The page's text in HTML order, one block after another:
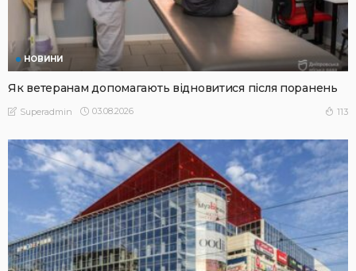
НОВИНИ
Як ветеранам допомагають відновитися після поранень
Superadmin 03.08.2026 113